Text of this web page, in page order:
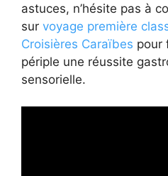
astuces, n’hésite pas à
sur voyage première
Croisières Caraïbes pour
périple une réussite
sensorielle.